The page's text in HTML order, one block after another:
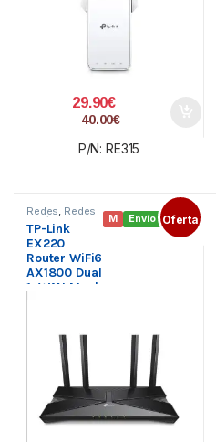
29.90€
40.00€
P/N: RE315
Envío gratis
M Oferta
Redes, Redes
inalámbricas
Sistemas
Mesh
TP-Link
EX220
Router WiFi6
AX1800 Dual
1xWAN Mesh